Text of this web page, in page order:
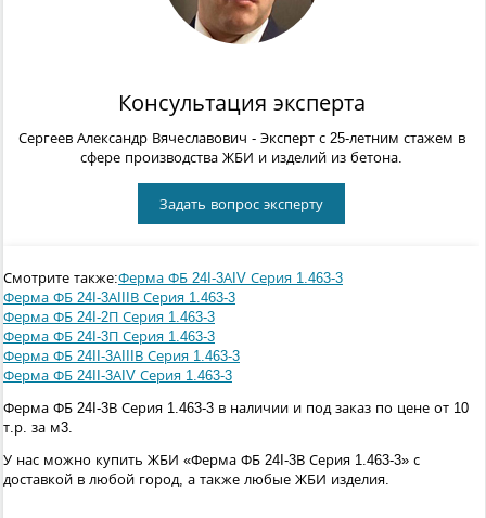
Консультация эксперта
Сергеев Александр Вячеславович - Эксперт с 25-летним стажем в
сфере производства ЖБИ и изделий из бетона.
Задать вопрос эксперту
Смотрите также:Ферма ФБ 24I-3АIV Серия 1.463-3
Ферма ФБ 24I-3АIIIВ Серия 1.463-3
Ферма ФБ 24I-2П Серия 1.463-3
Ферма ФБ 24I-3П Серия 1.463-3
Ферма ФБ 24II-3АIIIВ Серия 1.463-3
Ферма ФБ 24II-3АIV Серия 1.463-3
Ферма ФБ 24I-3В Серия 1.463-3 в наличии и под заказ по цене от 10
т.р. за м3.
У нас можно купить ЖБИ «Ферма ФБ 24I-3В Серия 1.463-3» с
доставкой в любой город, а также любые ЖБИ изделия.